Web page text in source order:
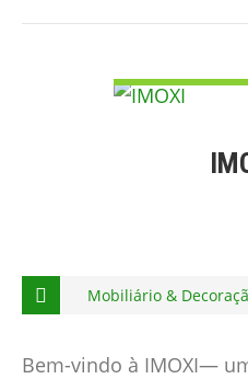
Mobiliário &
Bem-vindo à IMOXI—